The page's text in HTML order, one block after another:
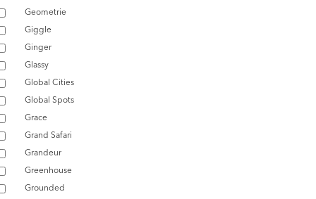
Geometrie
Giggle
Ginger
Glassy
Global Cities
Global Spots
Grace
Grand Safari
Grandeur
Greenhouse
Grounded